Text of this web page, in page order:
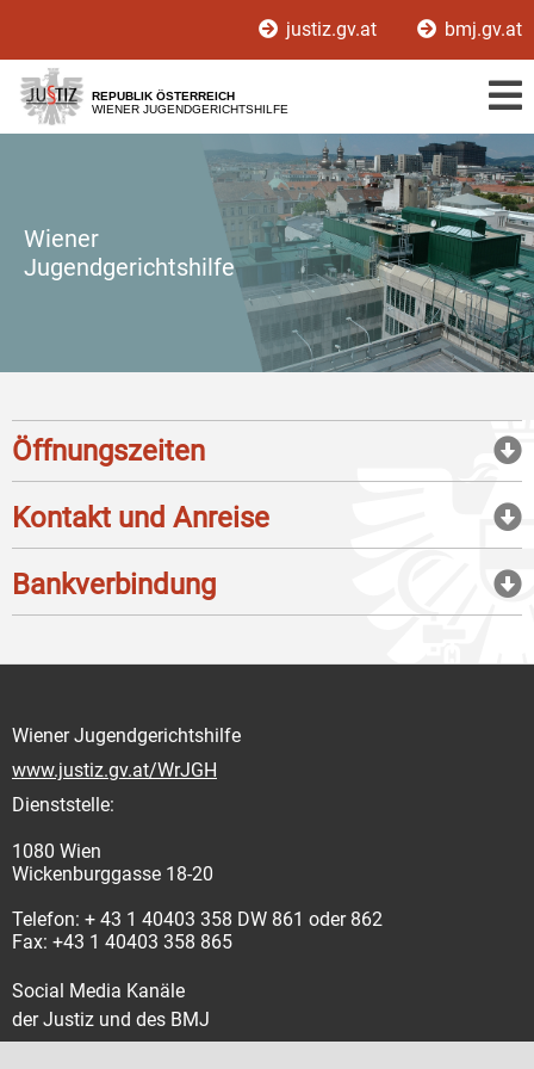
[1]
[2]
justiz.gv.at bmj.gv.at
REPUBLIK ÖSTERREICH
WIENER JUGENDGERICHTSHILFE
Wiener
Jugendgerichtshilfe
Öffnungszeiten
Kontakt und Anreise
Bankverbindung
Wiener Jugendgerichtshilfe
www.justiz.gv.at/WrJGH
Dienststelle:
1080 Wien
Wickenburggasse 18-20
Telefon: + 43 1 40403 358 DW 861 oder 862
Fax: +43 1 40403 358 865
Social Media Kanäle
der Justiz und des BMJ